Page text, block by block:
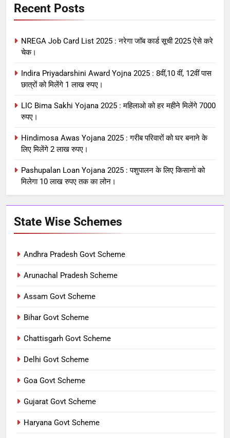
Recent Posts
NREGA Job Card List 2025 : नरेगा जॉब कार्ड सूची 2025 ऐसे करे
चेक।
Indira Priyadarshini Award Yojna 2025 : 8वीं,10 वीं, 12वीं पास
छात्रों को मिलेंगे 1 लाख रुपए।
LIC Bima Sakhi Yojana 2025 : महिलाओ को हर महीने मिलेंगे 7000
रुपए।
Hindimosa Awas Yojana 2025 : गरीब परिवारों को घर बनाने के
लिए मिलेंगे 2 लाख रुपए।
Pashupalan Loan Yojana 2025 : पशुपालन के लिए किसानो को
मिलेगा 10 लाख रुपए तक का लोन।
State Wise Schemes
Andhra Pradesh Govt Scheme
Arunachal Pradesh Scheme
Assam Govt Scheme
Bihar Govt Scheme
Chattisgarh Govt Scheme
Delhi Govt Scheme
Goa Govt Scheme
Gujarat Govt Scheme
Haryana Govt Scheme